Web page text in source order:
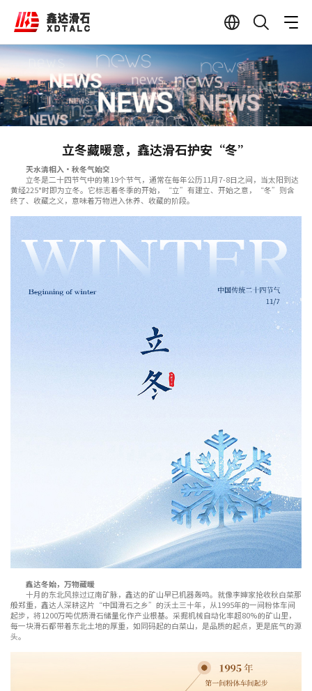
立冬藏暖意，鑫达滑石护安“冬”
天水清相入·秋冬气始交
立冬是二十四节气中的第19个节气，通常在每年公历11月7-8日之间，当太阳到达
黄经225°时即为立冬。它标志着冬季的开始，“立”有建立、开始之意，“冬”则含
终了、收藏之义，意味着万物进入休养、收藏的阶段。
鑫达冬始，万物藏暖
十月的东北风掠过辽南矿脉，鑫达的矿山早已机器轰鸣。就像李婶家抢收秋白菜那
般郑重，鑫达人深耕这片“中国滑石之乡”的沃土三十年，从1995年的一间粉体车间
起步，将1200万吨优质滑石储量化作产业根基。采掘机械自动化率超80%的矿山里，
每一块滑石都带着东北土地的厚重，如同码起的白菜山，是品质的起点，更是底气的源
头。